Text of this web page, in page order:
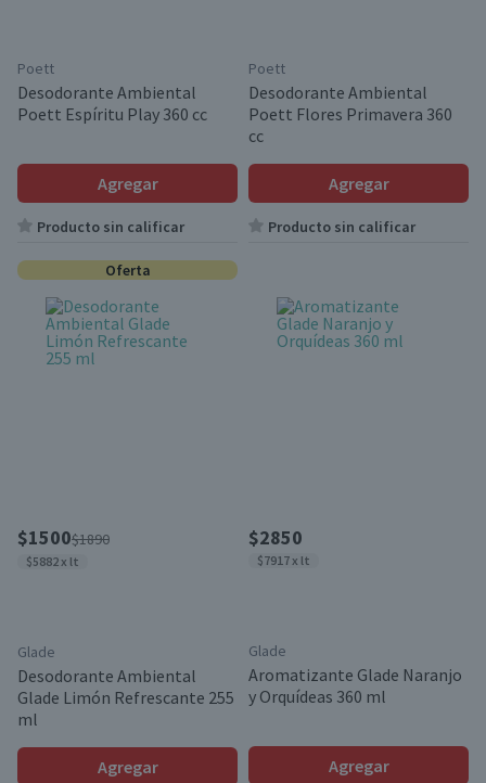
Poett
Desodorante Ambiental
Poett Espíritu Play 360 cc
Agregar
Producto sin calificar
Poett
Desodorante Ambiental
Poett Flores Primavera 360
cc
Agregar
Producto sin calificar
Oferta
$1500$1890
$5882 x lt
Glade
Desodorante Ambiental
Glade Limón Refrescante 255
ml
Agregar
$2850
$7917 x lt
Glade
Aromatizante Glade Naranjo
y Orquídeas 360 ml
Agregar